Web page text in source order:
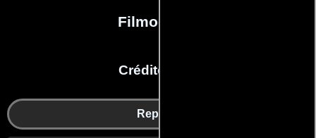
Filmografía
Créditos en:
Reparto